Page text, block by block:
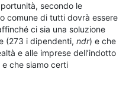
secondo le
comune di tutti dovrà essere
ci sia una soluzione
(273 i dipendenti,ndr) e che
e alle imprese dell’indotto
e che siamo certi